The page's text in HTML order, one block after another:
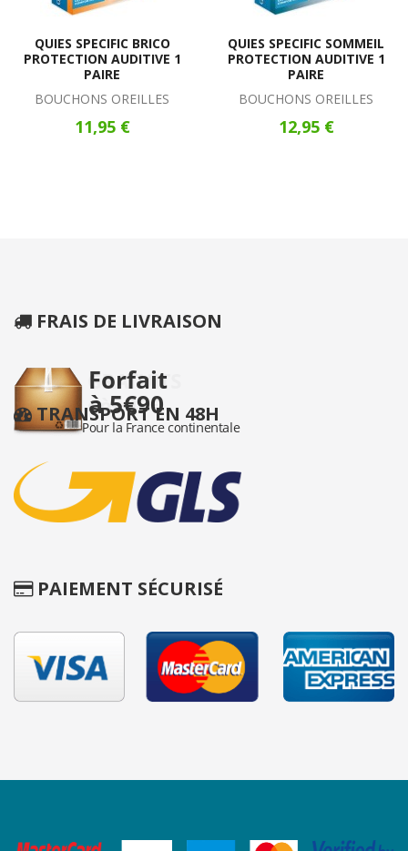
QUIES SPECIFIC BRICO
PROTECTION AUDITIVE 1
PAIRE
BOUCHONS OREILLES
11,95 €
QUIES SPECIFIC SOMMEIL
PROTECTION AUDITIVE 1
PAIRE
BOUCHONS OREILLES
12,95 €
FRAIS DE LIVRAISON
TRANSPORT EN 48H
PAIEMENT SÉCURISÉ